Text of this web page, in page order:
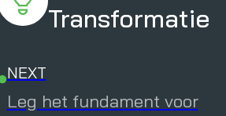
Transformatie
NEXT
Leg het fundament voor